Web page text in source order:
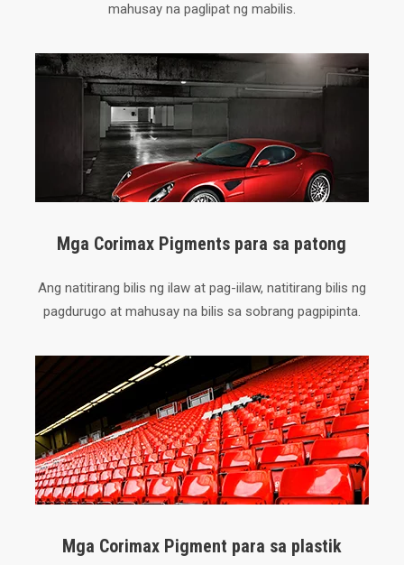
mahusay na paglipat ng mabilis.
Mga Corimax Pigments para sa patong
Ang natitirang bilis ng ilaw at pag-iilaw, natitirang bilis ng
pagdurugo at mahusay na bilis sa sobrang pagpipinta.
Mga Corimax Pigment para sa plastik